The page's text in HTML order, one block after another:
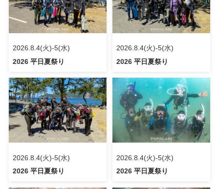
2026.8.4(火)-5(水)
2026 平日夏祭り
2026.8.4(火)-5(水)
2026 平日夏祭り
2026.8.4(火)-5(水)
2026 平日夏祭り
2026.8.4(火)-5(水)
2026 平日夏祭り